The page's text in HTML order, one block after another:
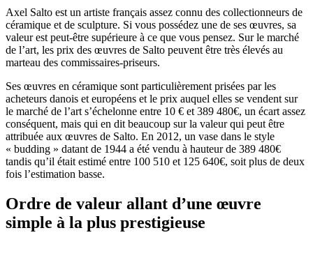
Axel Salto est un artiste français assez connu des collectionneurs de
céramique et de sculpture. Si vous possédez une de ses œuvres, sa
valeur est peut-être supérieure à ce que vous pensez. Sur le marché
de l’art, les prix des œuvres de Salto peuvent être très élevés au
marteau des commissaires-priseurs.
Ses œuvres en céramique sont particulièrement prisées par les
acheteurs danois et européens et le prix auquel elles se vendent sur
le marché de l’art s’échelonne entre 10 € et 389 480€, un écart assez
conséquent, mais qui en dit beaucoup sur la valeur qui peut être
attribuée aux œuvres de Salto. En 2012, un vase dans le style
« budding » datant de 1944 a été vendu à hauteur de 389 480€
tandis qu’il était estimé entre 100 510 et 125 640€, soit plus de deux
fois l’estimation basse.
Ordre de valeur allant d’une œuvre
simple à la plus prestigieuse